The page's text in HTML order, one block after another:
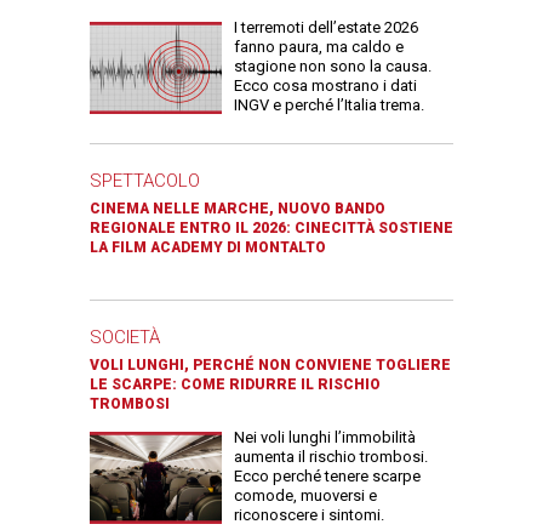
I terremoti dell’estate 2026
fanno paura, ma caldo e
stagione non sono la causa.
Ecco cosa mostrano i dati
INGV e perché l’Italia trema.
SPETTACOLO
CINEMA NELLE MARCHE, NUOVO BANDO
REGIONALE ENTRO IL 2026: CINECITTÀ SOSTIENE
LA FILM ACADEMY DI MONTALTO
SOCIETÀ
VOLI LUNGHI, PERCHÉ NON CONVIENE TOGLIERE
LE SCARPE: COME RIDURRE IL RISCHIO
TROMBOSI
Nei voli lunghi l’immobilità
aumenta il rischio trombosi.
Ecco perché tenere scarpe
comode, muoversi e
riconoscere i sintomi.